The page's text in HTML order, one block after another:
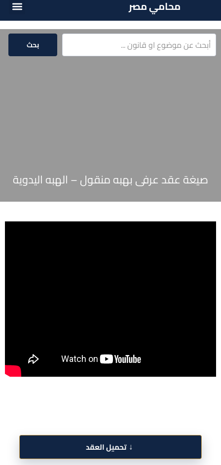
محامي مصر
بحث
صيغة عقد عرفى بهبه منقول – الهبه اليدوية
↓ تحميل العقد